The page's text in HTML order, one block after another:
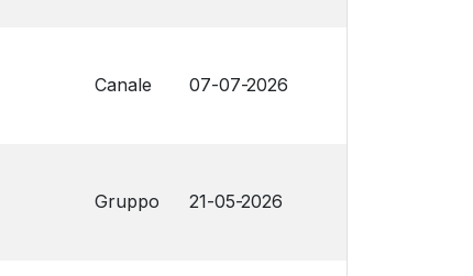
Canale 07-07-2026
Gruppo 21-05-2026